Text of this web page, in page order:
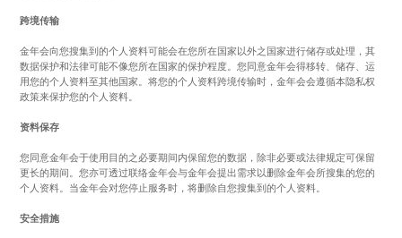
跨境传输
金年会向您搜集到的个人资料可能会在您所在国家以外之国家进行储存或处理，其
数据保护和法律可能不像您所在国家的保护程度。您同意金年会得移转、储存、运
用您的个人资料至其他国家。将您的个人资料跨境传输时，金年会会遵循本隐私权
政策来保护您的个人资料。
资料保存
您同意金年会于使用目的之必要期间内保留您的数据，除非必要或法律规定可保留
更长的期间。您亦可透过联络金年会与金年会提出需求以删除金年会所搜集的您的
个人资料。当金年会对您停止服务时，将删除自您搜集到的个人资料。
安全措施